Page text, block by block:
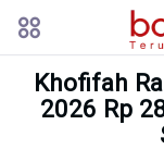
Khofifah
2026 Rp